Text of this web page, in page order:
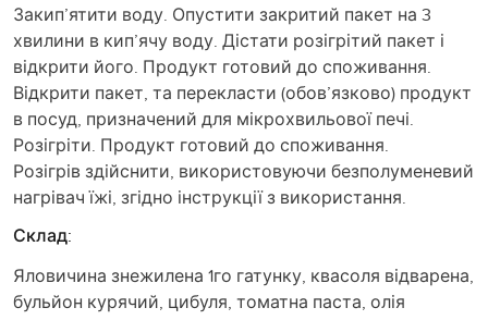
Закип’ятити воду. Опустити закритий пакет на 3
хвилини в кип’ячу воду. Дістати розігрітий пакет і
відкрити його. Продукт готовий до споживання.
Відкрити пакет, та перекласти (обов’язково) продукт
в посуд, призначений для мікрохвильової печі.
Розігріти. Продукт готовий до споживання.
Розігрів здійснити, використовуючи безполуменевий
нагрівач їжі, згідно інструкції з використання.
Склад:
Яловичина знежилена 1го гатунку, квасоля відварена,
бульйон курячий, цибуля, томатна паста, олія